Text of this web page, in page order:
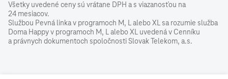
Všetky uvedené ceny sú vrátane DPH a s viazanosťou na
24 mesiacov.
Službou Pevná linka v programoch M, L alebo XL sa rozumie služba
Doma Happy v programoch M, L alebo XL uvedená v Cenníku
a právnych dokumentoch spoločnosti Slovak Telekom, a.s.